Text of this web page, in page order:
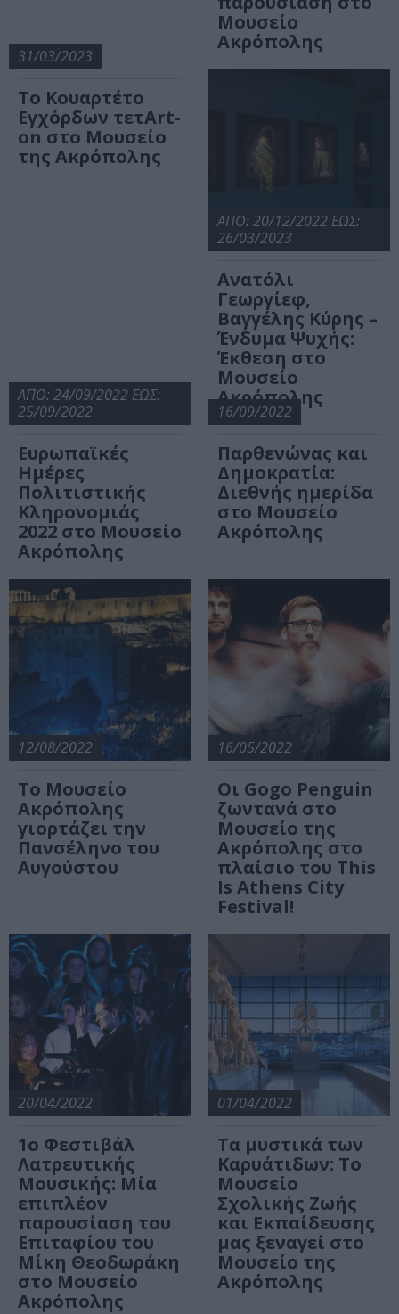
Μουσείο
Ακρόπολης
31/03/2023
Το Κουαρτέτο
Εγχόρδων τετArt-
on στο Μουσείο
της Ακρόπολης
ΑΠΟ: 20/12/2022 ΕΩΣ:
26/03/2023
Ανατόλι
Γεωργίεφ,
Βαγγέλης Κύρης –
Ένδυμα Ψυχής:
Έκθεση στο
Μουσείο
Ακρόπολης
ΑΠΟ: 24/09/2022 ΕΩΣ:
25/09/2022
Ευρωπαϊκές
Ημέρες
Πολιτιστικής
Κληρονομιάς
2022 στο Μουσείο
Ακρόπολης
16/09/2022
Παρθενώνας και
Δημοκρατία:
Διεθνής ημερίδα
στο Μουσείο
Ακρόπολης
12/08/2022
Το Μουσείο
Ακρόπολης
γιορτάζει την
Πανσέληνο του
Αυγούστου
16/05/2022
Οι Gogo Penguin
ζωντανά στo
Μουσείο της
Ακρόπολης στο
πλαίσιο του This
Is Athens City
Festival!
20/04/2022
1ο Φεστιβάλ
Λατρευτικής
Μουσικής: Μία
επιπλέον
παρουσίαση του
Επιταφίου του
Μίκη Θεοδωράκη
στο Μουσείο
Ακρόπολης
01/04/2022
Tα μυστικά των
Καρυάτιδων: To
Μουσείο
Σχολικής Ζωής
και Εκπαίδευσης
μας ξεναγεί στο
Μουσείο της
Ακρόπολης